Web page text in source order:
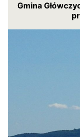
Gmina